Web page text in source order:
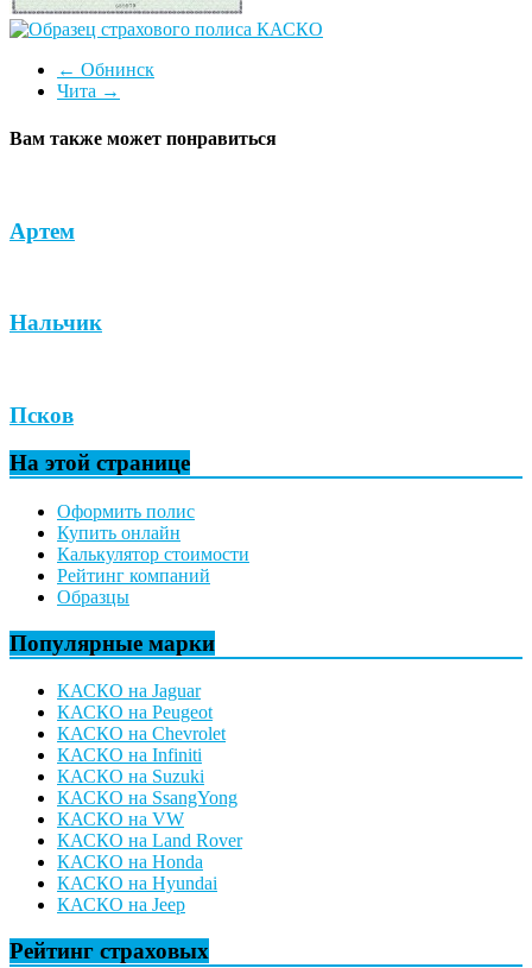
← Обнинск
Чита →
Вам также может понравиться
Артем
Нальчик
Псков
На этой странице
Оформить полис
Купить онлайн
Калькулятор стоимости
Рейтинг компаний
Образцы
Популярные марки
КАСКО на Jaguar
КАСКО на Peugeot
КАСКО на Chevrolet
КАСКО на Infiniti
КАСКО на Suzuki
КАСКО на SsangYong
КАСКО на VW
КАСКО на Land Rover
КАСКО на Honda
КАСКО на Hyundai
КАСКО на Jeep
Рейтинг страховых